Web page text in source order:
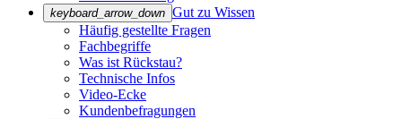
keyboard_arrow_down Gut zu Wissen
Häufig gestellte Fragen
Fachbegriffe
Was ist Rückstau?
Technische Infos
Video-Ecke
Kundenbefragungen